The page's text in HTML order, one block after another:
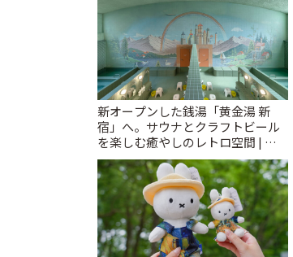
新オープンした銭湯「黄金湯 新
宿」へ。サウナとクラフトビール
を楽しむ癒やしのレトロ空間 | こ
とりっぷ